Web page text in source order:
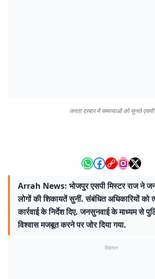
जनता दरबार में समस्याओं को सुनते एसपी
Arrah News: भोजपुर एसपी मिस्टर राज ने
लोगों की शिकायतें सुनीं. संबंधित अधिकारियों को
कार्रवाई के निर्देश दिए. जनसुनवाई के माध्यम से
विश्वास मजबूत करने पर जोर दिया गया.
विज्ञापन